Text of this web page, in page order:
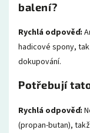
balení?
Rychlá odpověď:
hadicové spony,
dokupování.
Potřebují
Rychlá odpověď:
(propan-butan),